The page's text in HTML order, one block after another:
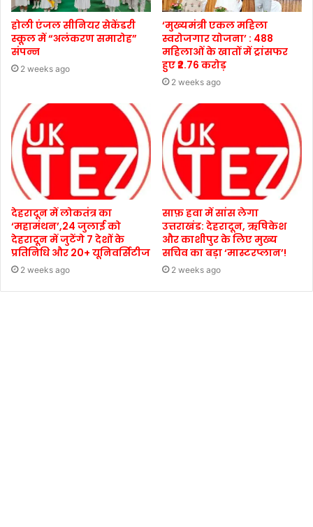
होली एंजल सीनियर सेकेंडरी
स्कूल में “अलंकरण समारोह”
संपन्न
2 weeks ago
‘मुख्यमंत्री एकल महिला
स्वरोजगार योजना’ : 488
महिलाओं के खातों में ट्रांसफर
हुए ₹2.76 करोड़
2 weeks ago
देहरादून में लोकतंत्र का
‘महामंथन’,24 जुलाई को
देहरादून में जुटेंगे 7 देशों के
प्रतिनिधि और 20+ यूनिवर्सिटीज
2 weeks ago
साफ़ हवा में सांस लेगा
उत्तराखंड: देहरादून, ऋषिकेश
और काशीपुर के लिए मुख्य
सचिव का बड़ा ‘मास्टरप्लान’!
2 weeks ago